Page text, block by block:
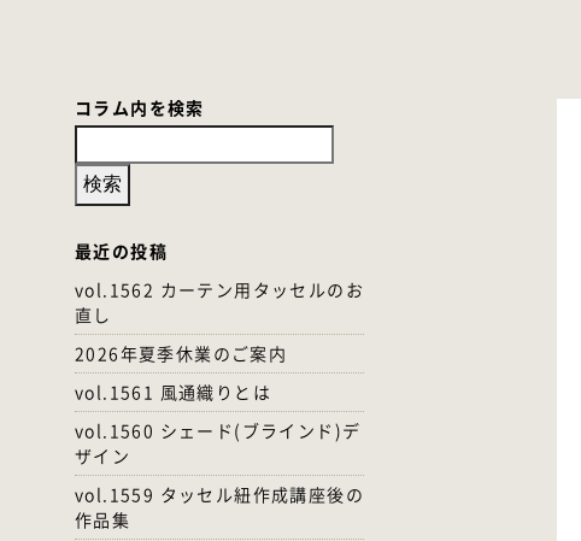
コラム内を検索
最近の投稿
vol.1562 カーテン用タッセルのお
直し
2026年夏季休業のご案内
vol.1561 風通織りとは
vol.1560 シェード(ブラインド)デ
ザイン
vol.1559 タッセル紐作成講座後の
作品集